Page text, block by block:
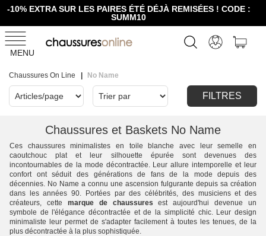
-10% EXTRA SUR LES PAIRES ÉTÉ DÉJÀ REMISÉES ! CODE :
SUMM10
MENU
Chaussures On Line No Name
FILTRES
Chaussures et Baskets No Name
Ces chaussures minimalistes en toile blanche avec leur semelle en
caoutchouc plat et leur silhouette épurée sont devenues des
incontournables de la mode décontractée. Leur allure intemporelle et leur
confort ont séduit des générations de fans de la mode depuis des
décennies. No Name a connu une ascension fulgurante depuis sa création
dans les années 90. Portées par des célébrités, des musiciens et des
créateurs, cette marque de chaussures est aujourd'hui devenue un
symbole de l'élégance décontractée et de la simplicité chic. Leur design
minimaliste leur permet de s'adapter facilement à toutes les tenues, de la
plus décontractée à la plus sophistiquée.